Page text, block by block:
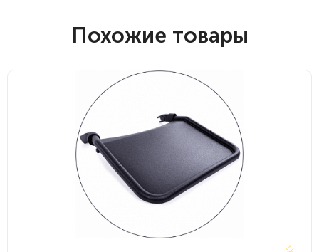
Похожие товары